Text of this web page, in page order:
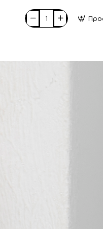
ROCK
SPRING
22010